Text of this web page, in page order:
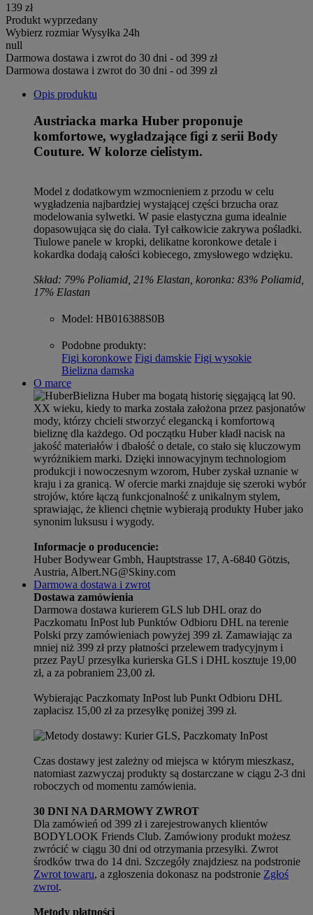
139 zł
Produkt wyprzedany
Wybierz rozmiar Wysyłka 24h
null
Darmowa dostawa i zwrot do 30 dni - od 399 zł
Darmowa dostawa i zwrot do 30 dni - od 399 zł
Opis produktu
Austriacka marka Huber proponuje
komfortowe, wygładzające figi z serii Body
Couture. W kolorze cielistym.
Model z dodatkowym wzmocnieniem z przodu w celu
wygładzenia najbardziej wystającej części brzucha oraz
modelowania sylwetki. W pasie elastyczna guma idealnie
dopasowująca się do ciała. Tył całkowicie zakrywa pośladki.
Tiulowe panele w kropki, delikatne koronkowe detale i
kokardka dodają całości kobiecego, zmysłowego wdzięku.
Skład: 79% Poliamid, 21% Elastan, koronka: 83% Poliamid,
17% Elastan
Model: HB016388S0B
Podobne produkty:
Figi koronkowe Figi damskie Figi wysokie
Bielizna damska
O marce
Bielizna Huber ma bogatą historię sięgającą lat 90.
XX wieku, kiedy to marka została założona przez pasjonatów
mody, którzy chcieli stworzyć elegancką i komfortową
bieliznę dla każdego. Od początku Huber kładł nacisk na
jakość materiałów i dbałość o detale, co stało się kluczowym
wyróżnikiem marki. Dzięki innowacyjnym technologiom
produkcji i nowoczesnym wzorom, Huber zyskał uznanie w
kraju i za granicą. W ofercie marki znajduje się szeroki wybór
strojów, które łączą funkcjonalność z unikalnym stylem,
sprawiając, że klienci chętnie wybierają produkty Huber jako
synonim luksusu i wygody.
Informacje o producencie:
Huber Bodywear Gmbh, Hauptstrasse 17, A-6840 Götzis,
Austria, Albert.NG@Skiny.com
Darmowa dostawa i zwrot
Dostawa zamówienia
Darmowa dostawa kurierem GLS lub DHL oraz do
Paczkomatu InPost lub Punktów Odbioru DHL na terenie
Polski przy zamówieniach powyżej 399 zł. Zamawiając za
mniej niż 399 zł przy płatności przelewem tradycyjnym i
przez PayU przesyłka kurierska GLS i DHL kosztuje 19,00
zł, a za pobraniem 23,00 zł.
Wybierając Paczkomaty InPost lub Punkt Odbioru DHL
zapłacisz 15,00 zł za przesyłkę poniżej 399 zł.
Czas dostawy jest zależny od miejsca w którym mieszkasz,
natomiast zazwyczaj produkty są dostarczane w ciągu 2-3 dni
roboczych od momentu zamówienia.
30 DNI NA DARMOWY ZWROT
Dla zamówień od 399 zł i zarejestrowanych klientów
BODYLOOK Friends Club. Zamówiony produkt możesz
zwrócić w ciągu 30 dni od otrzymania przesyłki. Zwrot
środków trwa do 14 dni. Szczegóły znajdziesz na podstronie
Zwrot towaru, a zgłoszenia dokonasz na podstronie Zgłoś
zwrot.
Metody płatności